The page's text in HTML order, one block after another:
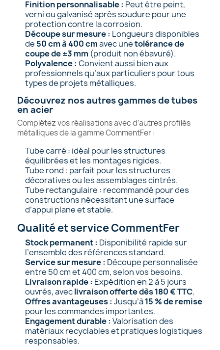
Finition personnalisable : Peut être peint,
verni ou galvanisé après soudure pour une
protection contre la corrosion.
Découpe sur mesure : Longueurs disponibles
de 50 cm à 400 cmavec unetolérance de
coupe de ±3 mm (produit non ébavuré).
Polyvalence : Convient aussi bien aux
professionnels qu’aux particuliers pour tous
types de projets métalliques.
Découvrez nos autres gammes de tubes
en acier
Complétez vos réalisations avec d’autres profilés
métalliques de la gamme CommentFer :
Tube carré : idéal pour les structures
équilibrées et les montages rigides.
Tube rond : parfait pour les structures
décoratives ou les assemblages cintrés.
Tube rectangulaire : recommandé pour des
constructions nécessitant une surface
d’appui plane et stable.
Qualité et service CommentFer
Stock permanent : Disponibilité rapide sur
l’ensemble des références standard.
Service sur mesure : Découpe personnalisée
entre 50 cm et 400 cm, selon vos besoins.
Livraison rapide : Expédition en 2 à 5 jours
ouvrés, aveclivraison offerte dès 180 € TTC.
Offres avantageuses : Jusqu’à15 % de remise
pour les commandes importantes.
Engagement durable : Valorisation des
matériaux recyclables et pratiques logistiques
responsables.